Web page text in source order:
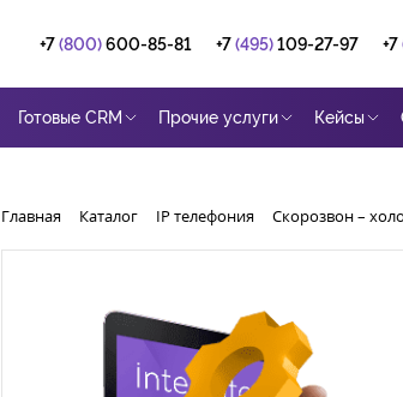
+7(800)600-85-81 +7(495)109-27-97 +7
Готовые CRM Прочие услуги Кейсы
Главная Каталог IP телефония Скорозвон –